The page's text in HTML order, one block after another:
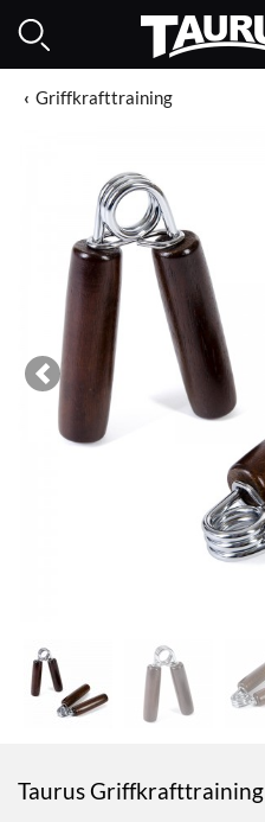
Griffkrafttraining
Previous
Taurus Griffkrafttraining